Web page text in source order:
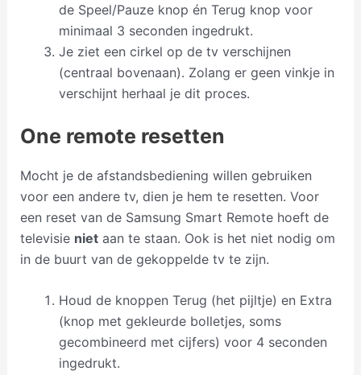
de Speel/Pauze knop én Terug knop voor
minimaal 3 seconden ingedrukt.
Je ziet een cirkel op de tv verschijnen
(centraal bovenaan). Zolang er geen vinkje in
verschijnt herhaal je dit proces.
One remote resetten
Mocht je de afstandsbediening willen gebruiken
voor een andere tv, dien je hem te resetten. Voor
een reset van de Samsung Smart Remote hoeft de
televisie nietaan te staan. Ook is het niet nodig om
in de buurt van de gekoppelde tv te zijn.
Houd de knoppen Terug (het pijltje) en Extra
(knop met gekleurde bolletjes, soms
gecombineerd met cijfers) voor 4 seconden
ingedrukt.